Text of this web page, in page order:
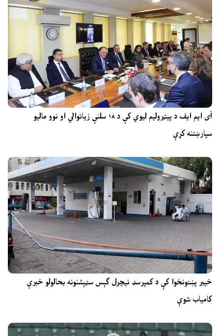
آی ایم ایف د پیټرولیم لیوي کې د ۱۸ سلنې زیاتوالي او نوو مالیو
سپارښتنه کړې
خیبر پښتونخوا کې د کمپرسډ نیچرل ګېس سټېشنونه بحالولو خبرې
کامیاب شوې